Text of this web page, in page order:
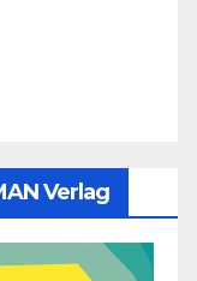
Verlag